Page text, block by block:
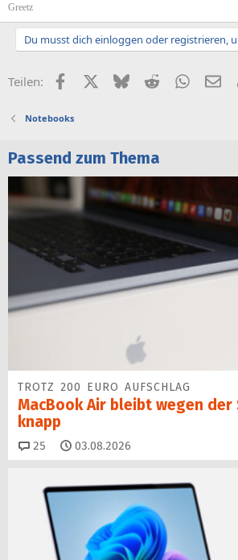
Greetz
Du musst dich einloggen oder registrieren,
Teilen: FacebookX (Twitter)
BlueskyReddit E-
Notebooks
Passend zum Thema
TROTZ 200 EURO AUFSCHLAG
MacBook Air bleibt wegen der
knapp
25 Kommentare
03.08.2026